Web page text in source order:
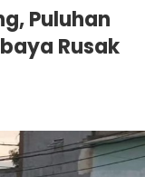
Puluhan
Rusak